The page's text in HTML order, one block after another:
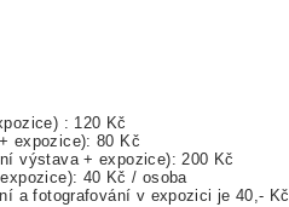
: 120 Kč
expozice): 80 Kč
výstava + expozice): 200 Kč
40 Kč / osoba
a fotografování v expozici je 40,- Kč